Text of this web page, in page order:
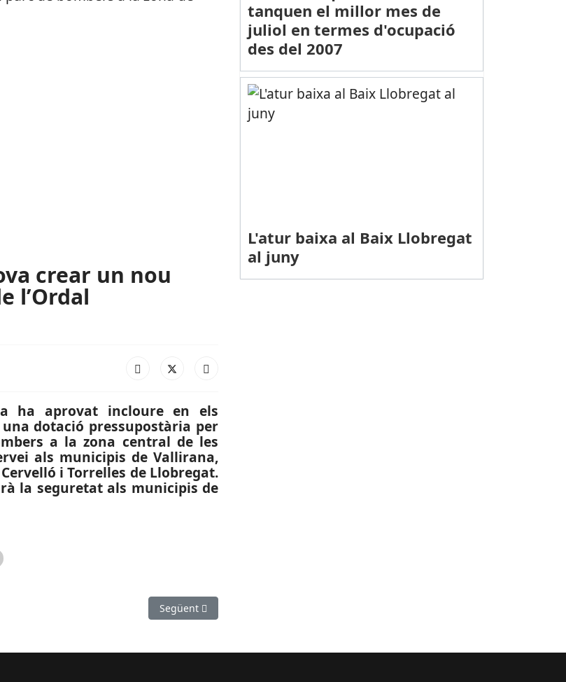
crear un nou
l’Ordal
ha aprovat incloure en els
dotació pressupostària per
a la zona central de les
als municipis de Vallirana,
i Torrelles de Llobregat.
la seguretat als municipis de
CATALANA): Al Sant Just se li escapa la victòria a 23 segons del final
Article següent: CULTURA: Diumenge se celebra el segon Festival Begues Percussió
Següent
tanquen el millor mes de
juliol en termes d'ocupació
des del 2007
L'atur baixa al Baix Llobregat
al juny